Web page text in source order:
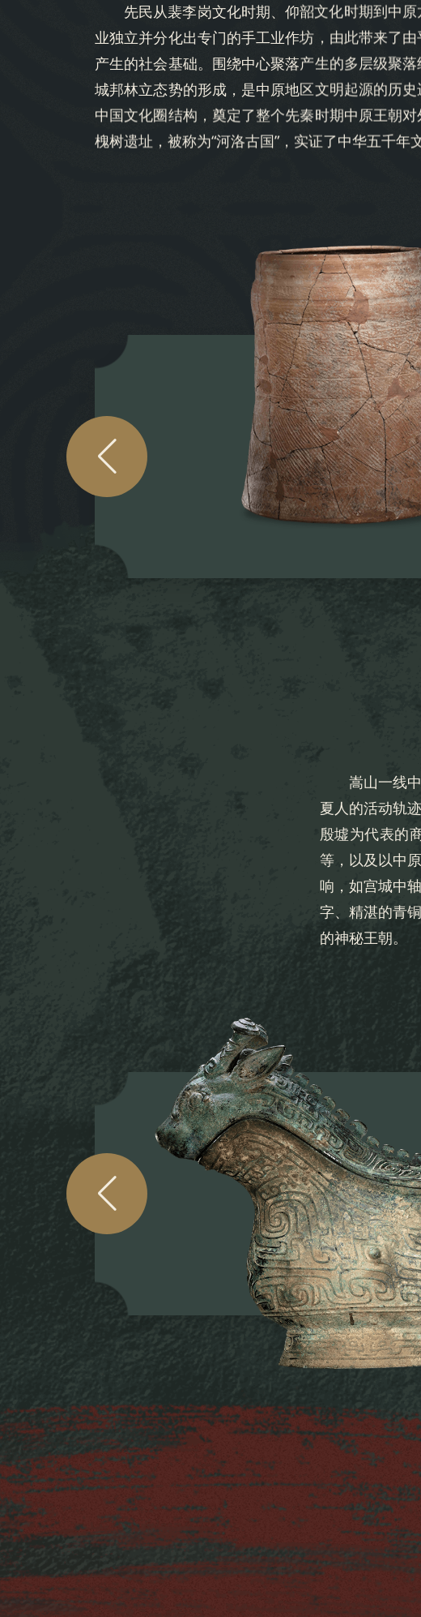
先民从裴李岗文化时期、仰韶文化时期到中
业独立并分化出专门的手工业作坊，由此带来了
产生的社会基础。围绕中心聚落产生的多层级聚
城邦林立态势的形成，是中原地区文明起源的历
中国文化圈结构，奠定了整个先秦时期中原王朝
槐树遗址，被称为“河洛古国”，实证了中华五千年
嵩山一线
夏人的活动轨
殷墟为代表的
等，以及以中
响，如宫城中
字、精湛的青
的神秘王朝。